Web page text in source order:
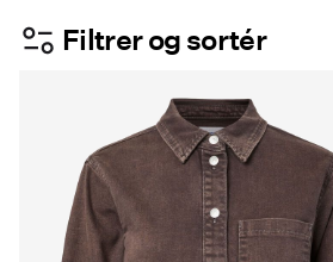
Filtrer og sortér